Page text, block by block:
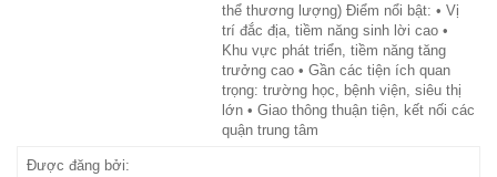
thể thương lượng) Điểm nổi bật: • Vị
trí đắc địa, tiềm năng sinh lời cao •
Khu vực phát triển, tiềm năng tăng
trưởng cao • Gần các tiện ích quan
trọng: trường học, bệnh viện, siêu thị
lớn • Giao thông thuận tiện, kết nối các
quận trung tâm
Được đăng bởi: